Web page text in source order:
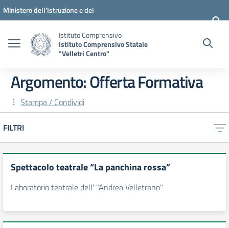
Vai ai contenuti
Vai al menu di navigazione
Vai al footer
Ministero dell'Istruzione e del
Istituto Comprensivo
Istituto Comprensivo Statale
"Velletri Centro"
Argomento: Offerta Formativa
Stampa / Condividi
FILTRI
Spettacolo teatrale “La panchina rossa”
Laboratorio teatrale dell' "Andrea Velletrano"